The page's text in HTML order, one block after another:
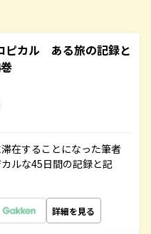
ピカル ある旅の記録と
在することになった筆者
ルな45日間の記録と記
詳細を見る